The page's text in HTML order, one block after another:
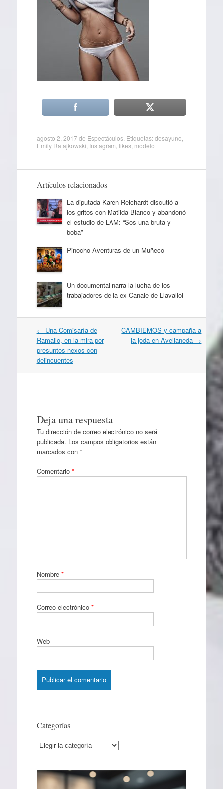
agosto 2, 2017 de Espectáculos. Etiquetas:desayuno
Emily Ratajkowski Instagram likes, modelo
Artículos relacionados
La diputada Karen Reichardt discutió a
los gritos con Matilda Blanco y abandonó
el estudio de LAM: “Sos una bruta y
boba”
Pinocho Aventuras de un Muñeco
Un documental narra la lucha de los
trabajadores de la ex Canale de Llavallol
Navegación
por
artículos
← Una Comisaría de
Ramallo, en la mira por
presuntos nexos con
delincuentes
CAMBIEMOS y campaña a
la joda en Avellaneda →
Deja una respuesta
Tu dirección de correo electrónico no será
publicada. Los campos obligatorios están
marcados con *
Comentario *
Nombre *
Correo electrónico *
Web
Categorías
Categorías